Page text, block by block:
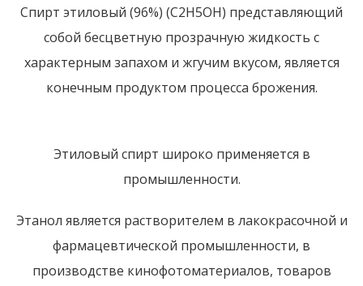
Спирт этиловый (96%) (С2Н5ОН) представляющий
собой бесцветную прозрачную жидкость с
характерным запахом и жгучим вкусом, является
конечным продуктом процесса брожения.
Этиловый спирт широко применяется в
промышленности.
Этанол является растворителем в лакокрасочной и
фармацевтической промышленности, в
производстве кинофотоматериалов, товаров